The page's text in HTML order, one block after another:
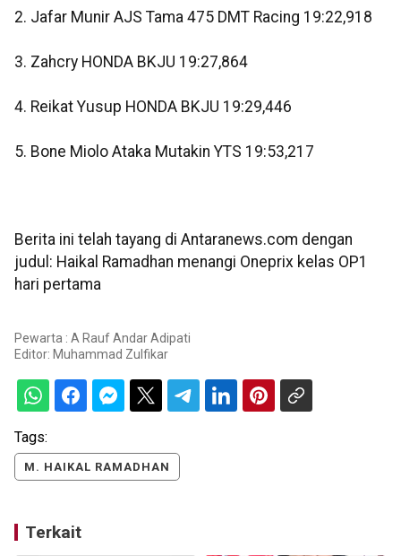
2. Jafar Munir AJS Tama 475 DMT Racing 19:22,918
3. Zahcry HONDA BKJU 19:27,864
4. Reikat Yusup HONDA BKJU 19:29,446
5. Bone Miolo Ataka Mutakin YTS 19:53,217
Berita ini telah tayang di Antaranews.com dengan
judul: Haikal Ramadhan menangi Oneprix kelas OP1
hari pertama
Pewarta : A Rauf Andar Adipati
Editor: Muhammad Zulfikar
Tags:
M. HAIKAL RAMADHAN
Terkait